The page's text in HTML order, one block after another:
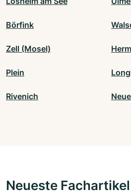
Börfink
Zell (Mosel)
Plein
Rivenich
Neueste Fachartikel